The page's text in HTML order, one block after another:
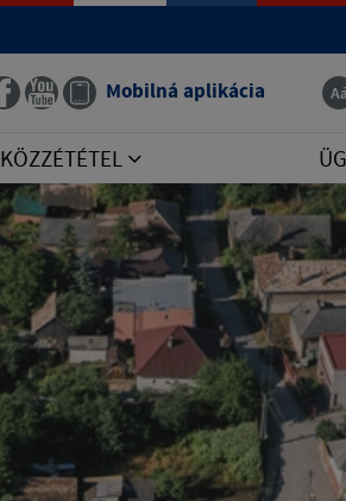
Mobilná aplikácia
KÖZZÉTÉTEL